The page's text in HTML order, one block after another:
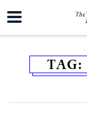
TAG: